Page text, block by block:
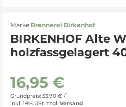
Marke Brennerei Birkenhof
BIRKENHOF Alte
holzfassgelagert
16,95 €
Grundpreis: 33,90 € / l
inkl. 19% USt. zzgl. Versand